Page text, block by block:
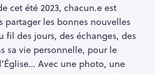
cet été 2023, chacun.e est
partager les bonnes nouvelles
fil des jours, des échanges, des
sa vie personnelle, pour le
Avec une photo, une